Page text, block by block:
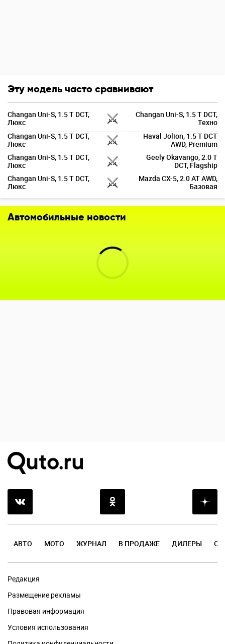
Эту модель часто сравнивают
Changan Uni-S, 1.5 T DCT,
Люкс
Changan Uni-S, 1.5 T DCT,
Техно
Changan Uni-S, 1.5 T DCT,
Люкс
Haval Jolion, 1.5 T DCT
AWD, Premium
Changan Uni-S, 1.5 T DCT,
Люкс
Geely Okavango, 2.0 T
DCT, Flagship
Changan Uni-S, 1.5 T DCT,
Люкс
Mazda CX-5, 2.0 AT AWD,
Базовая
Автомобильные новости
АВТО МОТО ЖУРНАЛ В ПРОДАЖЕ ДИЛЕРЫ
Редакция
Размещение рекламы
Правовая информация
Условия использования